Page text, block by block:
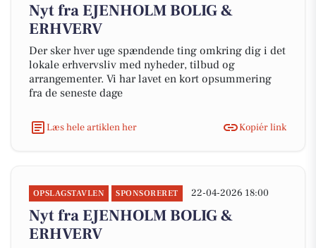
Nyt fra EJENHOLM BOLIG &
ERHVERV
Der sker hver uge spændende ting omkring dig i det
lokale erhvervsliv med nyheder, tilbud og
arrangementer. Vi har lavet en kort opsummering
fra de seneste dage
Læs hele artiklen her Kopiér link
OPSLAGSTAVLEN SPONSORERET 22-04-2026 18:00
Nyt fra EJENHOLM BOLIG &
ERHVERV